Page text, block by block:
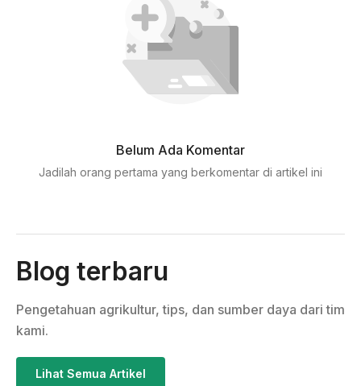
Belum Ada Komentar
Jadilah orang pertama yang berkomentar di artikel ini
Blog terbaru
Pengetahuan agrikultur, tips, dan sumber daya dari tim
kami.
Lihat Semua Artikel